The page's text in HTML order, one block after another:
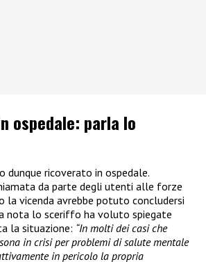
ospedale: parla lo
dunque ricoverato in ospedale.
da parte degli utenti alle forze
la vicenda avrebbe potuto concludersi
nota lo sceriffo ha voluto spiegate
la situazione: “In molti dei casi che
in crisi per problemi di salute mentale
in pericolo la propria